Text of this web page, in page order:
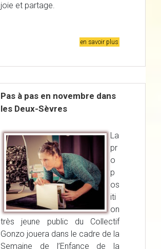
joie et partage.
en savoir plus
Pas à pas en novembre dans
les Deux-Sèvres
La
pr
o
p
os
iti
on
très jeune public du Collectif
Gonzo jouera dans le cadre de la
Semaine de l’Enfance de la